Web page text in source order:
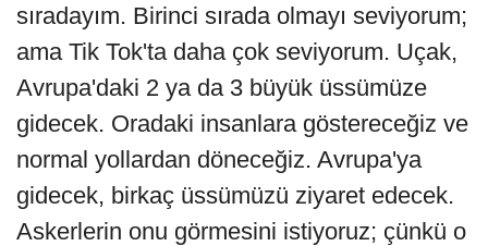
sıradayım. Birinci sırada olmayı seviyorum;
ama Tik Tok'ta daha çok seviyorum. Uçak,
Avrupa'daki 2 ya da 3 büyük üssümüze
gidecek. Oradaki insanlara göstereceğiz ve
normal yollardan döneceğiz. Avrupa'ya
gidecek, birkaç üssümüzü ziyaret edecek.
Askerlerin onu görmesini istiyoruz; çünkü o